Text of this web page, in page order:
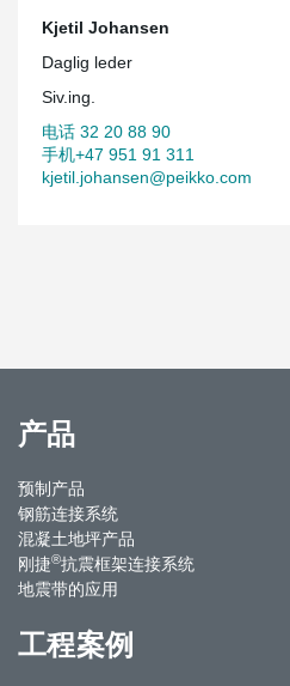
Kjetil Johansen
Daglig leder
Siv.ing.
电话 32 20 88 90
手机+47 951 91 311
kjetil.johansen@peikko.com
产品
预制产品
钢筋连接系统
混凝土地坪产品
刚捷®抗震框架连接系统
地震带的应用
工程案例